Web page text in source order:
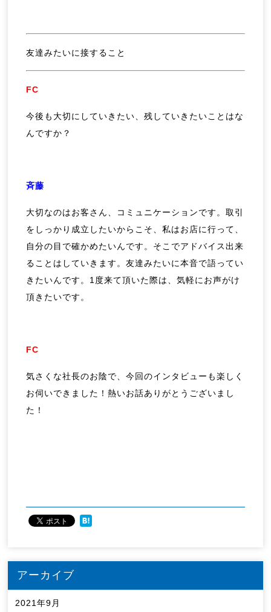
友達みたいに接すること
FC
今後も大切にしていきたい、残していきたいことはな
んですか？
斉藤
大切なのはお客さん、コミュニケーションです。取引
をしっかり成立したいからこそ、私はお店に行って、
自分の目で確かめたいんです。そこでアドバイス出来
ることはしていきます。友達みたいに本音で語ってい
きたいんです。1度来て頂いた際は、気軽にお声がけ
頂きたいです。
FC
気さくな社長のお陰で、今回のインタビューも楽しく
お伺いできました！熱いお話ありがとうございまし
た！
アーカイブ
2021年9月